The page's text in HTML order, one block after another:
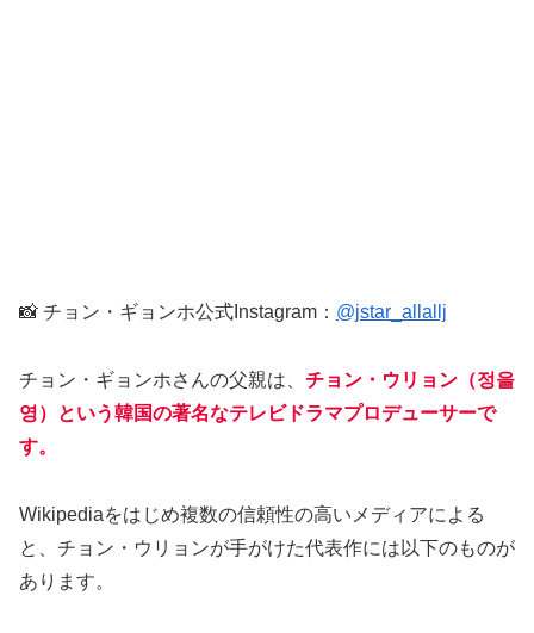
📸 チョン・ギョンホ公式Instagram： @jstar_allallj
チョン・ギョンホさんの父親は、 チョン・ウリョン（정을
영）という韓国の著名なテレビドラマプロデューサーで
す。
Wikipediaをはじめ複数の信頼性の高いメディアによる
と、チョン・ウリョンが手がけた代表作には以下のものが
あります。